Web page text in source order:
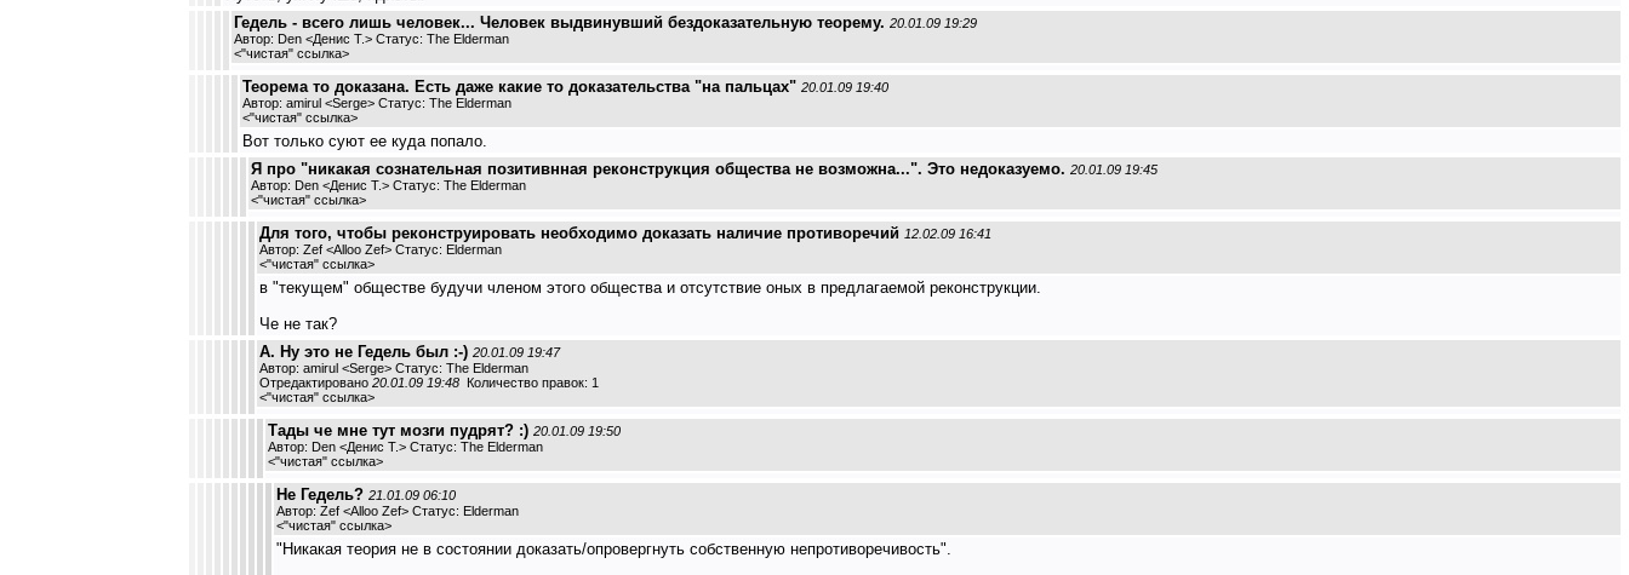
Гедель - всего лишь человек... Человек выдвинувший бездоказательную теорему. 20.01.09 19:29
Автор: Den <Денис Т.> Статус: The Elderman
<"чистая" ссылка>
Теорема то доказана. Есть даже какие то доказательства "на пальцах" 20.01.09 19:40
Автор: amirul <Serge> Статус: The Elderman
<"чистая" ссылка>
Вот только суют ее куда попало.
Я про "никакая сознательная позитивнная реконструкция общества не возможна...". Это недоказуемо. 20.01.09 19:45
Автор: Den <Денис Т.> Статус: The Elderman
<"чистая" ссылка>
Для того, чтобы реконструировать необходимо доказать наличие противоречий 12.02.09 16:41
Автор: Zef <Alloo Zef> Статус: Elderman
<"чистая" ссылка>
в "текущем" обществе будучи членом этого общества и отсутствие оных в предлагаемой реконструкции.
Че не так?
А. Ну это не Гедель был :-) 20.01.09 19:47
Автор: amirul <Serge> Статус: The Elderman
Отредактировано 20.01.09 19:48 Количество правок: 1
<"чистая" ссылка>
Тады че мне тут мозги пудрят? :) 20.01.09 19:50
Автор: Den <Денис Т.> Статус: The Elderman
<"чистая" ссылка>
Не Гедель? 21.01.09 06:10
Автор: Zef <Alloo Zef> Статус: Elderman
<"чистая" ссылка>
"Никакая теория не в состоянии доказать/опровергнуть собственную непротиворечивость".